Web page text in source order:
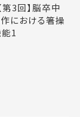
3回】脳卒中
における箸操
1